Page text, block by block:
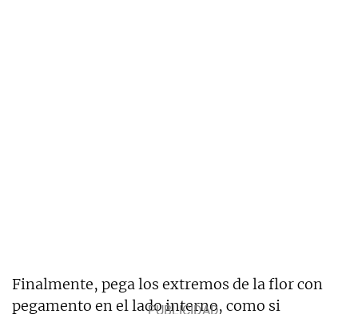
Finalmente, pega los extremos de la flor con
pegamento en el lado interno, como si